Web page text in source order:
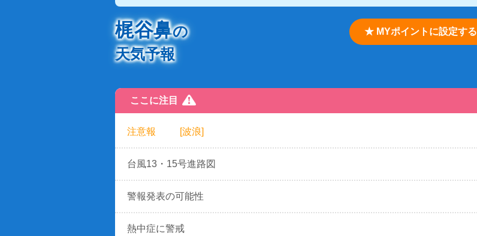
梶谷鼻の
天気予報
★ MYポイントに設定する
ここに注目
注意報 [波浪]
台風13・15号進路図
警報発表の可能性
熱中症に警戒